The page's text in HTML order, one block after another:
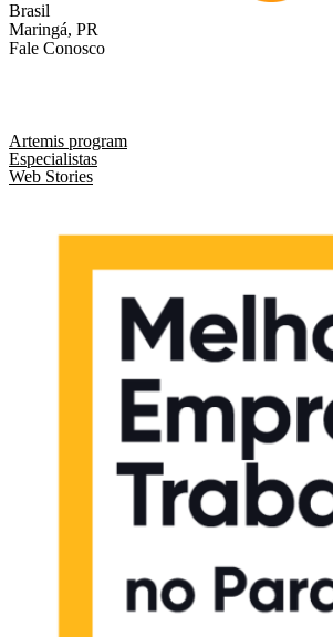
Brasil
Maringá, PR
Fale Conosco
Artemis program
Especialistas
Web Stories